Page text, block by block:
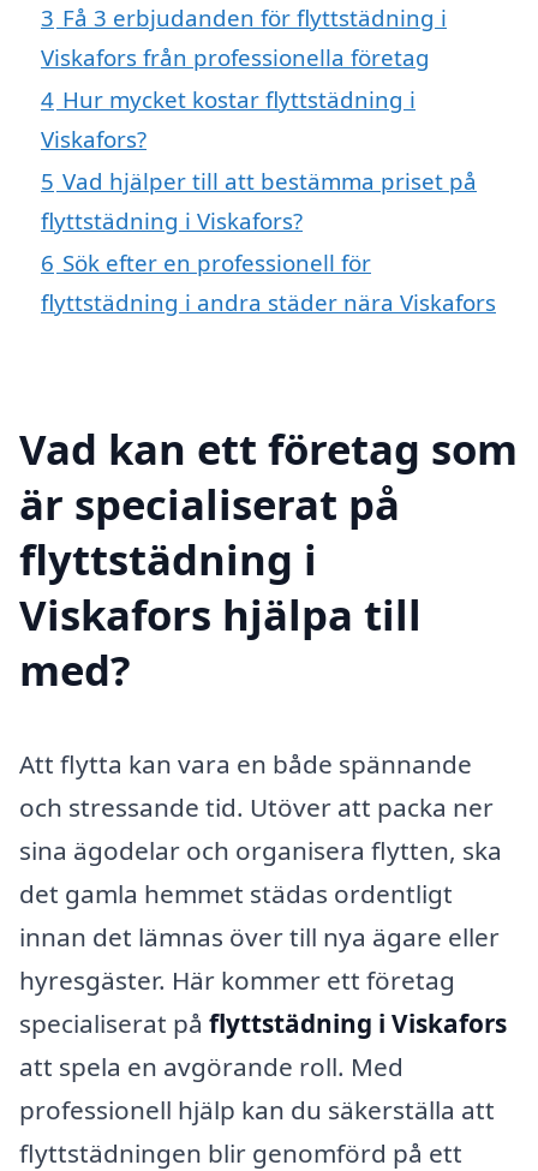
3 Få 3 erbjudanden för flyttstädning i
Viskafors från professionella företag
4 Hur mycket kostar flyttstädning i
Viskafors?
5 Vad hjälper till att bestämma priset på
flyttstädning i Viskafors?
6 Sök efter en professionell för
flyttstädning i andra städer nära Viskafors
Vad kan ett företag som
är specialiserat på
flyttstädning i
Viskafors hjälpa till
med?
Att flytta kan vara en både spännande
och stressande tid. Utöver att packa ner
sina ägodelar och organisera flytten, ska
det gamla hemmet städas ordentligt
innan det lämnas över till nya ägare eller
hyresgäster. Här kommer ett företag
specialiserat på flyttstädning i Viskafors
att spela en avgörande roll. Med
professionell hjälp kan du säkerställa att
flyttstädningen blir genomförd på ett